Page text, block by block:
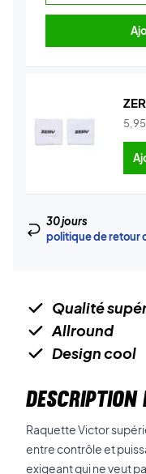
5,95
30 jours
politique de retour
Qualité
Allround
Design cool
DESCRIPTION
Raquette Victor
entre contrôle et
exigeant qui ne veut